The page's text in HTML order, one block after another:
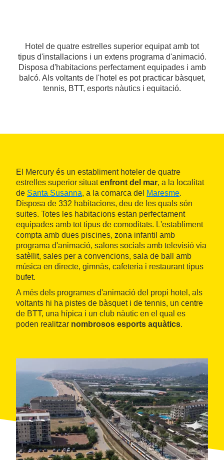
Hotel de quatre estrelles superior equipat amb tot
tipus d'installacions i un extens programa d'animació.
Disposa d'habitacions perfectament equipades i amb
balcó. Als voltants de l'hotel es pot practicar bàsquet,
tennis, BTT, esports nàutics i equitació.
El Mercury és un establiment hoteler de quatre
estrelles superior situatenfront del mar, a la localitat
de Santa Susanna, a la comarca del Maresme.
Disposa de 332 habitacions, deu de les quals són
suites. Totes les habitacions estan perfectament
equipades amb tot tipus de comoditats. L'establiment
compta amb dues piscines, zona infantil amb
programa d'animació, salons socials amb televisió via
satèllit, sales per a convencions, sala de ball amb
música en directe, gimnàs, cafeteria i restaurant tipus
bufet.
A més dels programes d'animació del propi hotel, als
voltants hi ha pistes de bàsquet i de tennis, un centre
de BTT, una hípica i un club nàutic en el qual es
poden realitzar nombrosos esports aquàtics.